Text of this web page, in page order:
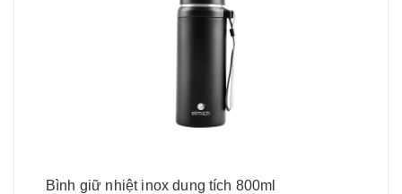
Bình giữ nhiệt inox dung tích 800ml